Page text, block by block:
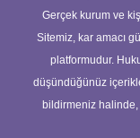
Gerçek kurum ve
Sitemiz, kar amacı
platformudur.
düşündüğünüz
bildirmeniz